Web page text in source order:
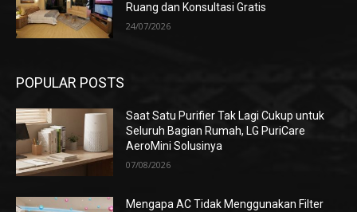
Ruang dan Konsultasi Gratis
24/07/2026
POPULAR POSTS
Saat Satu Purifier Tak Lagi Cukup untuk
Seluruh Bagian Rumah, LG PuriCare
AeroMini Solusinya
07/08/2026
Mengapa AC Tidak Menggunakan Filter